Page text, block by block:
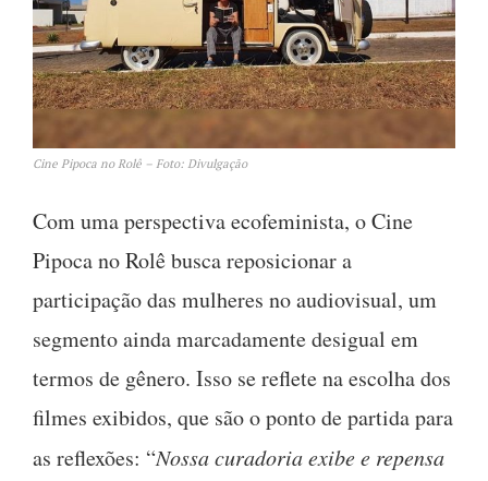
Cine Pipoca no Rolê – Foto: Divulgação
Com uma perspectiva ecofeminista, o Cine
Pipoca no Rolê busca reposicionar a
participação das mulheres no audiovisual, um
segmento ainda marcadamente desigual em
termos de gênero. Isso se reflete na escolha dos
filmes exibidos, que são o ponto de partida para
as reflexões: “Nossa curadoria exibe e repensa